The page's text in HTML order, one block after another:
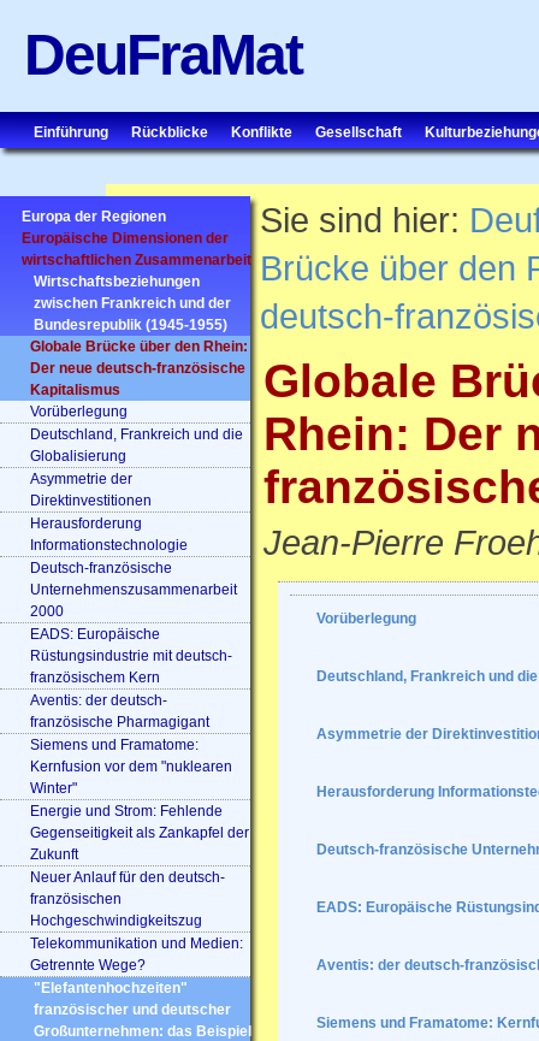
DeuFraMat
Einführung Rückblicke Konflikte Gesellschaft
Europa der Regionen
Europäische Dimensionen der
wirtschaftlichen Zusammenarbeit
Wirtschaftsbeziehungen
zwischen Frankreich und der
Bundesrepublik (1945-1955)
Globale Brücke über den Rhein:
Der neue deutsch-französische
Kapitalismus
Vorüberlegung
Deutschland, Frankreich und die
Globalisierung
Asymmetrie der
Direktinvestitionen
Herausforderung
Informationstechnologie
Deutsch-französische
Unternehmenszusammenarbeit
2000
EADS: Europäische
Rüstungsindustrie mit deutsch-
französischem Kern
Aventis: der deutsch-
französische Pharmagigant
Siemens und Framatome:
Kernfusion vor dem "nuklearen
Winter"
Energie und Strom: Fehlende
Gegenseitigkeit als Zankapfel der
Zukunft
Neuer Anlauf für den deutsch-
französischen
Hochgeschwindigkeitszug
Telekommunikation und Medien:
Getrennte Wege?
"Elefantenhochzeiten"
französischer und deutscher
Großunternehmen: das Beispiel
Sie sind hier:
Brücke über den
deutsch-
Globale
Rhein: Der
Jean-Pierre
Vorüberlegung
Deutschland, Frankreich und
Asymmetrie der
Herausforderung
Deutsch-französische
EADS: Europäische
Aventis: der deutsch-
Siemens und Framatome: